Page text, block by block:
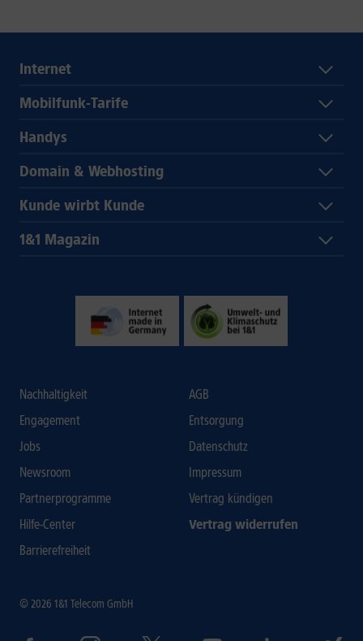
Internet
Mobilfunk-Tarife
Handys
Domain & Webhosting
Kunde wirbt Kunde
1&1 Magazin
Nachhaltigkeit
Engagement
Jobs
Newsroom
Partnerprogramme
Hilfe-Center
Barrierefreiheit
AGB
Entsorgung
Datenschutz
Impressum
Vertrag kündigen
Vertrag widerrufen
© 2026 1&1 Telecom GmbH